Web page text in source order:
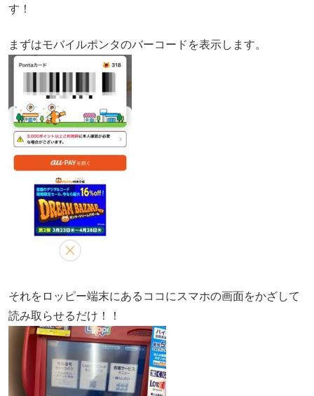
す！
まずはモバイルポンタのバーコードを表示します。
それをロッピー端末にあるココにスマホの画面をかざして
読み取らせるだけ！！